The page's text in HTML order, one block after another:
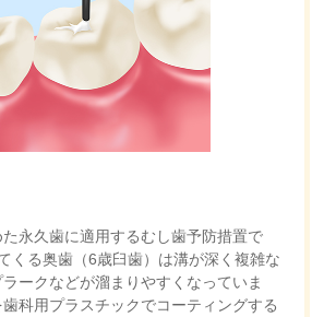
永久歯に適用するむし歯予防措置で
くる奥歯（6歳臼歯）は溝が深く複雑な
ークなどが溜まりやすくなっていま
科用プラスチックでコーティングする